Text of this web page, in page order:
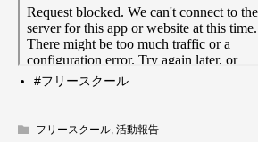
#フリースクール
フリースクール, 活動報告